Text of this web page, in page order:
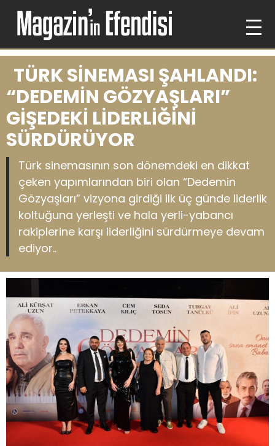
TÜRK SİNEMASI ŞAHLANDI:
“DEDEMİN GÖZYAŞLARI”
GİŞEDEKİ LİDERLİĞİNİ
SÜRDÜRÜYOR
Türk sinemasının son dönemdeki en dikkat
çeken yapımlarından biri olan “Dedemin
Gözyaşları” vizyona girdiği ilk üç günde liderlik
koltuğuna yerleşti ve hala yerli-yabancı
rakiplerine karşı liderliğini sürdürmeye devam
ediyor..